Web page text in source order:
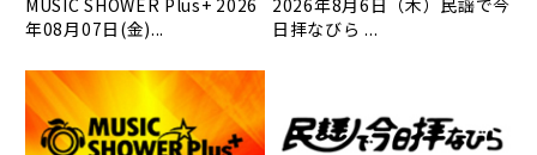
MUSIC SHOWER Plus+ 2026
年08月07日(金)...
2026年8月6日（木）民謡で今
日拝なびら ...